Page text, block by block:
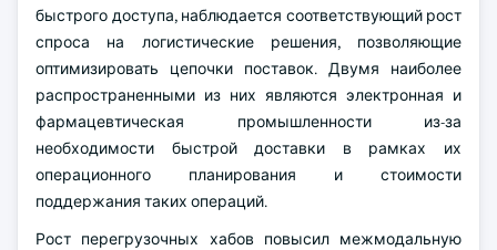
быстрого доступа, наблюдается соответствующий рост
спроса на логистические решения, позволяющие
оптимизировать цепочки поставок. Двумя наиболее
распространенными из них являются электронная и
фармацевтическая промышленности из-за
необходимости быстрой доставки в рамках их
операционного планирования и стоимости
поддержания таких операций.
Рост перегрузочных хабов повысил межмодальную